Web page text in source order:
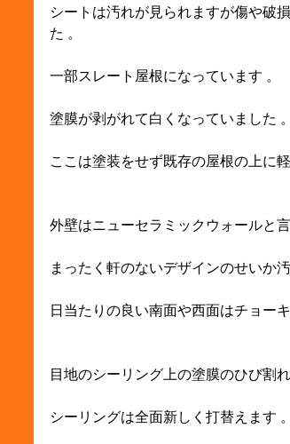
シートは汚れが見られますが傷や破
た 。
一部スレート屋根になっています 。
塗膜が剥がれて白くなっていました 。
ここは塗装をせず既存の屋根の上に
外壁はニューセラミックウォールと
まったく軒のないデザインのせいか
日当たりの良い南面や西面はチョー
目地のシーリング上の塗膜のひび割
シーリングは全面新しく打替えます 。